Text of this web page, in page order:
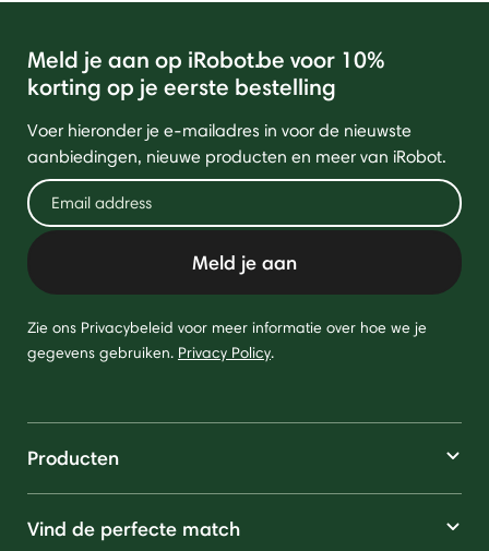
Meld je aan op iRobot.be voor 10%
korting op je eerste bestelling
Voer hieronder je e-mailadres in voor de nieuwste
aanbiedingen, nieuwe producten en meer van iRobot.
Meld je aan
Zie ons Privacybeleid voor meer informatie over hoe we je
gegevens gebruiken. Privacy Policy.
Producten
Vind de perfecte match